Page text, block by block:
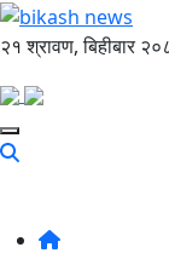
२१ श्रावण, बिहीबार